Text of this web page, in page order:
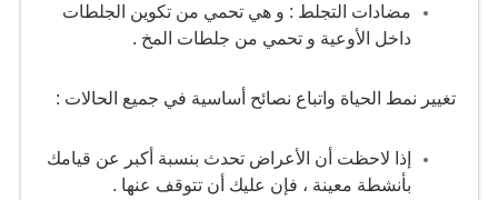
مضادات التجلط : و هي تحمي من تكوين الجلطات
داخل الأوعية و تحمي من جلطات المخ .
تغيير نمط الحياة واتباع نصائح أساسية في جميع الحالات :
إذا لاحظت أن الأعراض تحدث بنسبة أكبر عن قيامك
بأنشطة معينة ، فإن عليك أن تتوقف عنها .